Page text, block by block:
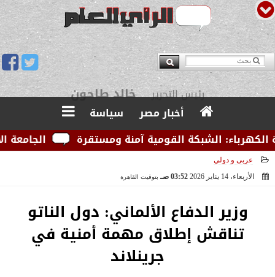
مدير التحرير يوسف قبودان
أخبار مصر
سياسة
الجامعة
الشبكة القومية آمنة ومستقرة
عربى و دولي
الأربعاء، 14 يناير 2026
03:52 صـ بتوقيت القاهرة
وزير الدفاع الألماني: دول الناتو
تناقش إطلاق مهمة أمنية في
جرينلاند